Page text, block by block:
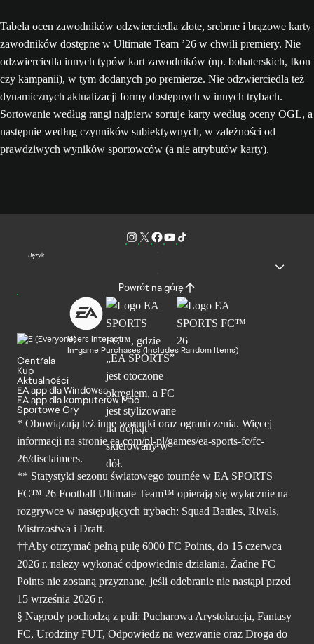
Tabela ocen zawodników odzwierciedla złote, srebrne i brązowe karty
zawodników dostępne w Ultimate Team ’26 w chwili premiery. Nie
odzwierciedla innych typów kart zawodników (np. bohaterskich, Ikon
czy kampanii), w tym dodanych po premierze. Nie odzwierciedla też
dynamicznych aktualizacji formy dostępnych w innych trybach.
Sortowanie według rangi najpierw sortuje karty według oceny OGL, a
następnie według czynników subiektywnych, w zależności od
prawdziwych wyników sportowców (a nie atrybutów karty).
Język
Powrót na górę
Users Interact
In-game Purchases (Includes Random Items)
Centrala
Kup
Aktualności
EA app dla Windowsa
EA app dla komputerów Mac
Sportowe Gry
* Obowiązują też inne warunki oraz ograniczenia. Więcej
informacji na stronie ea.com/pl-pl/games/ea-sports-fc/fc-
26/disclaimers.
** Statystyki sezonu światowego tournée w EA SPORTS
FC™ 26 Football Ultimate Team™ opierają się wyłącznie na
rozgrywce w następujących trybach: Squad Battles, Rivals,
Mistrzostwa i Draft.
††Aby otrzymać pełną pulę 6000 FC Points, do 15 czerwca
2026 r. należy wykonać odpowiednie działania. Żadne FC
Points nie zostaną przyznane, jeśli odebranie nie nastąpi przed
15 września 2026 r.
§ Nagrody pochodzą z puli: Pucharowa Arystokracja, Fantasy
FC, Urodziny FUT, Odpowiedz na wezwanie oraz Droga do